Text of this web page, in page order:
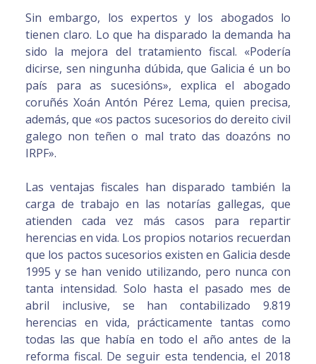
Sin embargo, los expertos y los abogados lo
tienen claro. Lo que ha disparado la demanda ha
sido la mejora del tratamiento fiscal. «Podería
dicirse, sen ningunha dúbida, que Galicia é un bo
país para as sucesións», explica el abogado
coruñés Xoán Antón Pérez Lema, quien precisa,
además, que «os pactos sucesorios do dereito civil
galego non teñen o mal trato das doazóns no
IRPF».
Las ventajas fiscales han disparado también la
carga de trabajo en las notarías gallegas, que
atienden cada vez más casos para repartir
herencias en vida. Los propios notarios recuerdan
que los pactos sucesorios existen en Galicia desde
1995 y se han venido utilizando, pero nunca con
tanta intensidad. Solo hasta el pasado mes de
abril inclusive, se han contabilizado 9.819
herencias en vida, prácticamente tantas como
todas las que había en todo el año antes de la
reforma fiscal. De seguir esta tendencia, el 2018